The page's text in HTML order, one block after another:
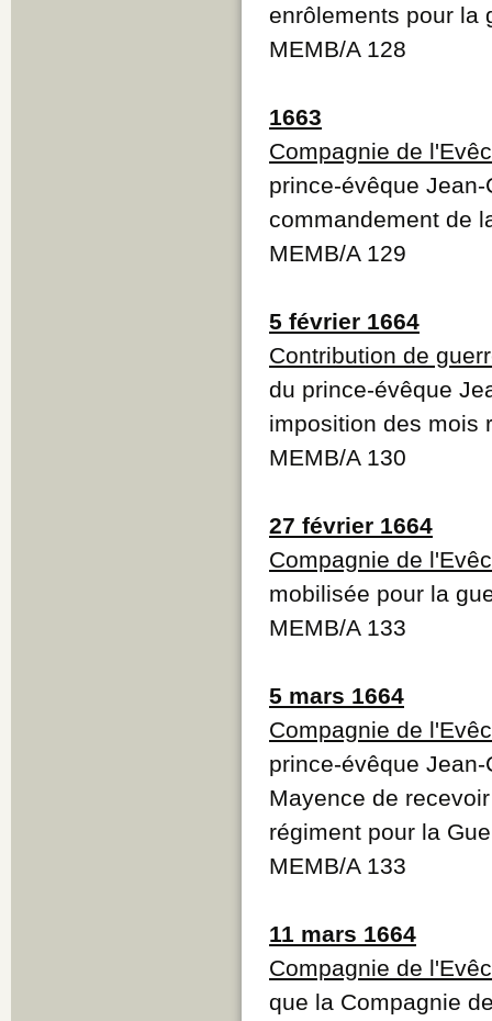
enrôlements pour la
MEMB/A 128
1663
Compagnie de
prince-évêque
commandement de
MEMB/A 129
5 février 1664
Contribution de
du prince-évêque
imposition des mois
MEMB/A 130
27 février 1664
Compagnie de
mobilisée pour la
MEMB/A 133
5 mars 1664
Compagnie de
prince-évêque
Mayence de
régiment pour la
MEMB/A 133
11 mars 1664
Compagnie de
que la Compagnie